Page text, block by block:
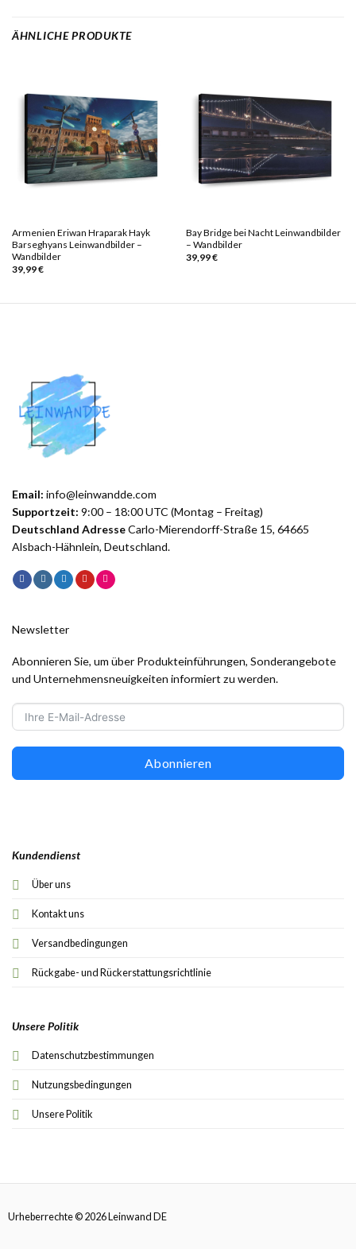
ÄHNLICHE PRODUKTE
Armenien Eriwan Hraparak Hayk
Barseghyans Leinwandbilder –
Wandbilder
39,99€
Bay Bridge bei Nacht Leinwandbilder
– Wandbilder
39,99€
Email: info@leinwandde.com
Supportzeit: 9:00 – 18:00 UTC (Montag – Freitag)
Deutschland AdresseCarlo-Mierendorff-Straße 15, 64665
Alsbach-Hähnlein, Deutschland.
Kundendienst
Über uns
Kontakt uns
Versandbedingungen
Rückgabe- und Rückerstattungsrichtlinie
Unsere Politik
Datenschutzbestimmungen
Nutzungsbedingungen
Unsere Politik
Newsletter
Abonnieren Sie, um über Produkteinführungen, Sonderangebote
und Unternehmensneuigkeiten informiert zu werden.
Abonnieren
Urheberrechte © 2026 Leinwand DE